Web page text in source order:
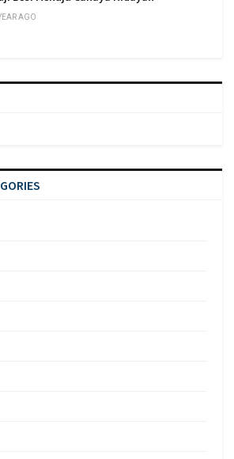
AGO